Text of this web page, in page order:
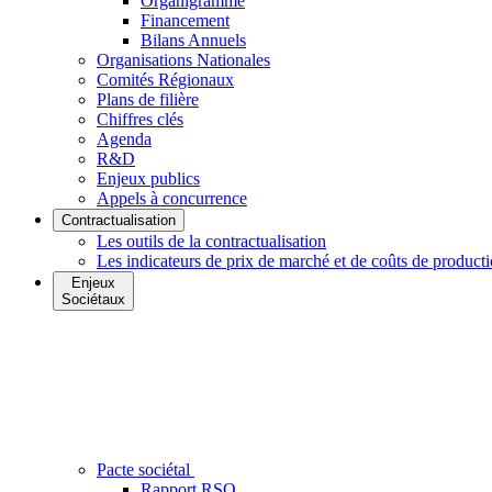
Financement
Bilans Annuels
Organisations Nationales
Comités Régionaux
Plans de filière
Chiffres clés
Agenda
R&D
Enjeux publics
Appels à concurrence
Contractualisation
Les outils de la contractualisation
Les indicateurs de prix de marché et de coûts de
Enjeux
Sociétaux
Pacte sociétal